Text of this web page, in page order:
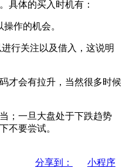
具体的买入时机有：
作的机会。
行关注以及借入，这说明
才会有拉升，当然很多时候
；一旦大盘处于下跌趋势
不要尝试。
分享到：
小程序